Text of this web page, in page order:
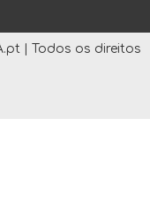
| Todos os direitos